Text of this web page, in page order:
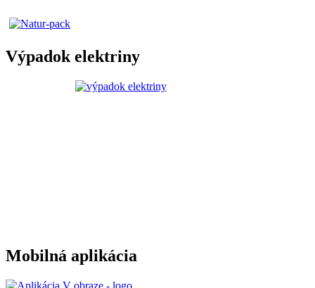
Výpadok elektriny
Mobilná aplikácia